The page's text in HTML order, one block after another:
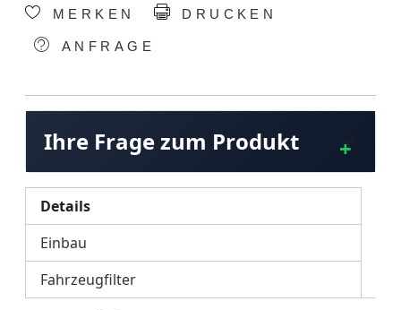
MERKEN DRUCKEN
ANFRAGE
Ihre Frage zum Produkt
Details
Einbau
Fahrzeugfilter